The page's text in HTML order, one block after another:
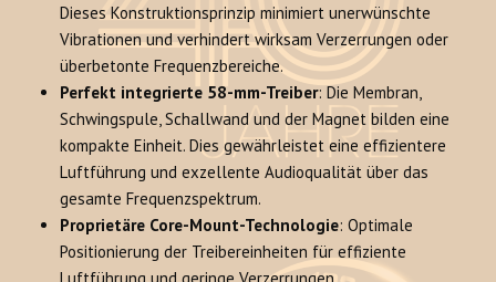
Dieses Konstruktionsprinzip minimiert unerwünschte
Vibrationen und verhindert wirksam Verzerrungen oder
überbetonte Frequenzbereiche.
Perfekt integrierte 58-mm-Treiber: Die Membran,
Schwingspule, Schallwand und der Magnet bilden eine
kompakte Einheit. Dies gewährleistet eine effizientere
Luftführung und exzellente Audioqualität über das
gesamte Frequenzspektrum.
Proprietäre Core-Mount-Technologie: Optimale
Positionierung der Treibereinheiten für effiziente